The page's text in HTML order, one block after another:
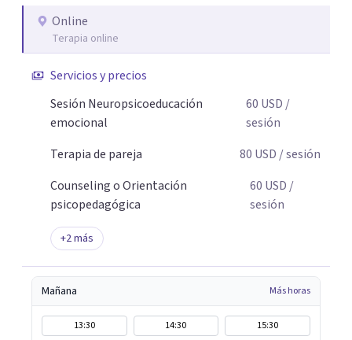
promover cambios sostenibles. Como divulgador
científico, acerca la psicología y las neurociencias a la vida
aplicables, con el propósito de impulsar un bienestar
integral.
Online
Terapia online
Servicios y precios
Sesión Neuropsicoeducación
emocional
60 USD /
sesión
Terapia de pareja
80 USD / sesión
Counseling o Orientación
psicopedagógica
60 USD /
sesión
+2más
Mañana Más horas
13:30 14:30
15:30